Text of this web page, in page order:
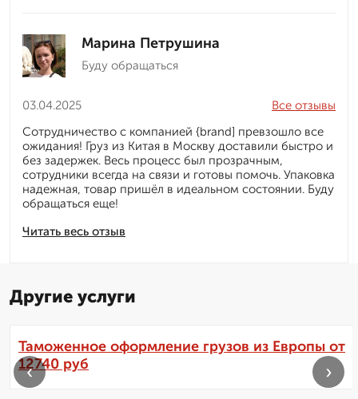
Марина Петрушина
Буду обращаться
03.04.2025
Читать весь отзыв
Все отзывы
Сотрудничество с компанией {brand] превзошло все
ожидания! Груз из Китая в Москву доставили быстро и
без задержек. Весь процесс был прозрачным,
сотрудники всегда на связи и готовы помочь. Упаковка
надежная, товар пришёл в идеальном состоянии. Буду
обращаться еще!
Другие услуги
Таможенное оформление грузов из Европы от
12740 руб
‹ ›